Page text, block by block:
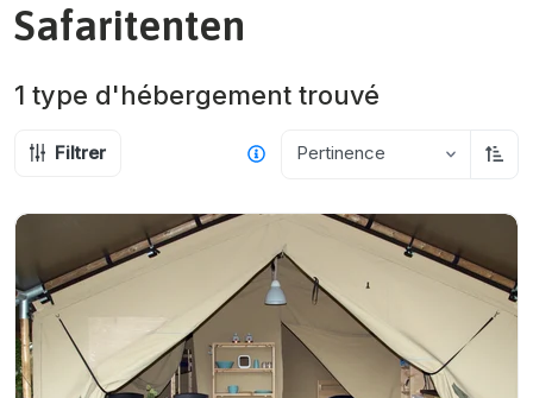
Safaritenten
1 type d'hébergement trouvé
Filtrer Pertinence Trier